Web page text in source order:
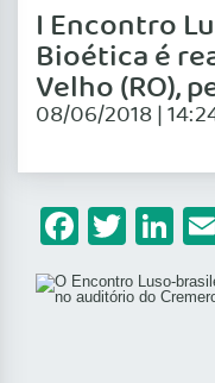
I Encontro
Bioética é
Velho (RO),
08/06/2018 |